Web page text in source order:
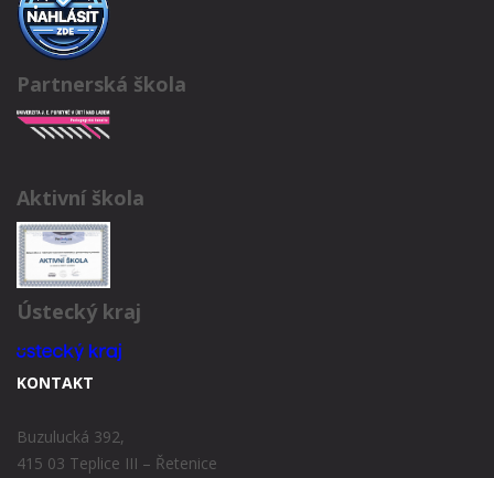
Partnerská škola
Aktivní škola
Ústecký kraj
KONTAKT
Buzulucká 392,
415 03 Teplice III – Řetenice